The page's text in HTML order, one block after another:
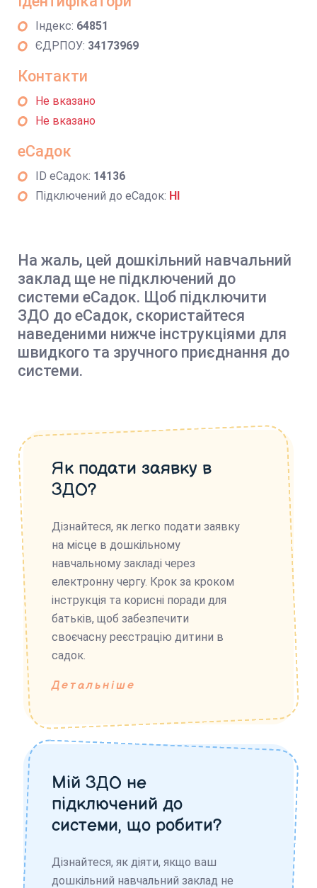
Індекс: 64851
ЄДРПОУ: 34173969
Контакти
Не вказано
Не вказано
еСадок
ID еСадок: 14136
Підключений до еСадок: НІ
На жаль, цей дошкільний навчальний
заклад ще не підключений до
системи еСадок. Щоб підключити
ЗДО до еСадок, скористайтеся
наведеними нижче інструкціями для
швидкого та зручного приєднання до
системи.
Як подати заявку в
ЗДО?
Дізнайтеся, як легко подати заявку
на місце в дошкільному
навчальному закладі через
електронну чергу. Крок за кроком
інструкція та корисні поради для
батьків, щоб забезпечити
своєчасну реєстрацію дитини в
садок.
Детальніше
Мій ЗДО не
підключений до
системи, що робити?
Дізнайтеся, як діяти, якщо ваш
дошкільний навчальний заклад не